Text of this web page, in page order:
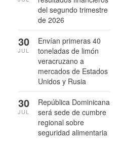
del segundo trimestre
de 2026
Envían primeras 40
toneladas de limón
veracruzano a
mercados de Estados
Unidos y Rusia
30
JUL
República Dominicana
será sede de cumbre
regional sobre
seguridad alimentaria
30
JUL